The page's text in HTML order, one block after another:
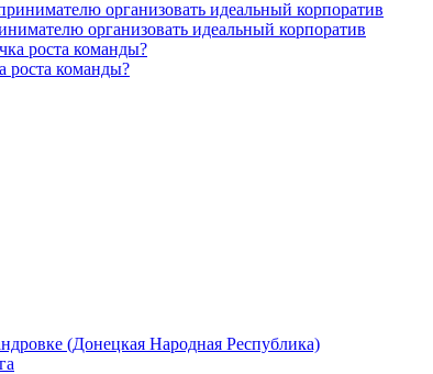
организовать идеальный корпоратив
роста команды?
(Донецкая Народная Республика)